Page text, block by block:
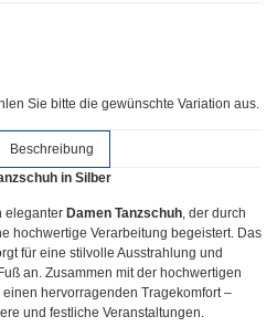
Sie bitte die gewünschte Variation aus.
Beschreibung
in Silber
eleganter Damen Tanzschuh , der durch
hochwertige Verarbeitung begeistert. Das
für eine stilvolle Ausstrahlung und
an. Zusammen mit der hochwertigen
hervorragenden Tragekomfort –
und festliche Veranstaltungen.